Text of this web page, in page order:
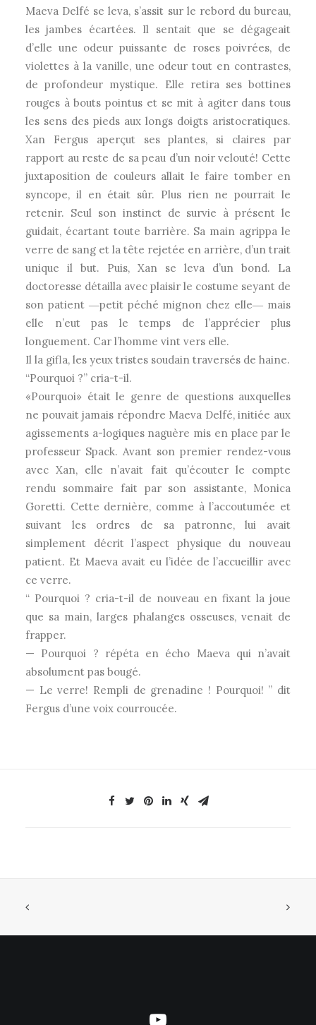
Maeva Delfé se leva, s’assit sur le rebord du bureau,
les jambes écartées. Il sentait que se dégageait
d’elle une odeur puissante de roses poivrées, de
violettes à la vanille, une odeur tout en contrastes,
de profondeur mystique. Elle retira ses bottines
rouges à bouts pointus et se mit à agiter dans tous
les sens des pieds aux longs doigts aristocratiques.
Xan Fergus aperçut ses plantes, si claires par
rapport au reste de sa peau d’un noir velouté! Cette
juxtaposition de couleurs allait le faire tomber en
syncope, il en était sûr. Plus rien ne pourrait le
retenir. Seul son instinct de survie à présent le
guidait, écartant toute barrière. Sa main agrippa le
verre de sang et la tête rejetée en arrière, d’un trait
unique il but. Puis, Xan se leva d’un bond. La
doctoresse détailla avec plaisir le costume seyant de
son patient ―petit péché mignon chez elle― mais
elle n’eut pas le temps de l’apprécier plus
longuement. Car l’homme vint vers elle.
Il la gifla, les yeux tristes soudain traversés de haine.
“Pourquoi ?” cria-t-il.
«Pourquoi» était le genre de questions auxquelles
ne pouvait jamais répondre Maeva Delfé, initiée aux
agissements a-logiques naguère mis en place par le
professeur Spack. Avant son premier rendez-vous
avec Xan, elle n’avait fait qu’écouter le compte
rendu sommaire fait par son assistante, Monica
Goretti. Cette dernière, comme à l’accoutumée et
suivant les ordres de sa patronne, lui avait
simplement décrit l’aspect physique du nouveau
patient. Et Maeva avait eu l’idée de l’accueillir avec
ce verre.
“ Pourquoi ? cria-t-il de nouveau en fixant la joue
que sa main, larges phalanges osseuses, venait de
frapper.
— Pourquoi ? répéta en écho Maeva qui n’avait
absolument pas bougé.
— Le verre! Rempli de grenadine ! Pourquoi! ” dit
Fergus d’une voix courroucée.